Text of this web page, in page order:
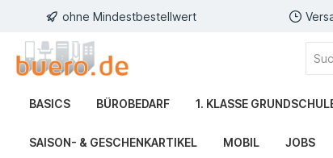
ohne Mindestbestellwert
BASICS BÜROBEDARF 1. KLASSE
SAISON- & GESCHENKARTIKEL MOBIL JOBS